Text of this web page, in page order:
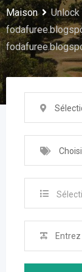
Maison
Unlock